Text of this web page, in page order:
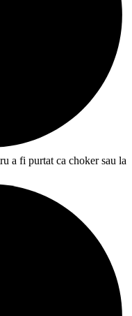
a fi purtat ca choker sau la